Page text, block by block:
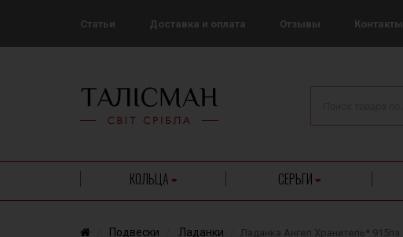
Статьи Доставка и оплата Отзывы Контакты
КОЛЬЦА СЕРЬГИ
Подвески Ладанки Ладанка Ангел Хранитель* 915пз